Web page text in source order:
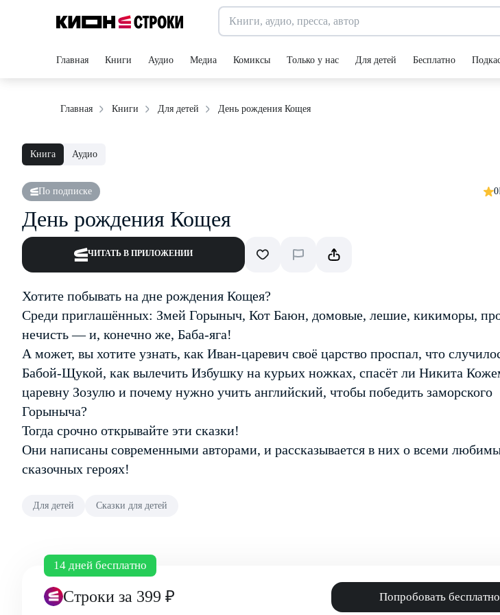
Главная Книги Аудио Медиа Комиксы Только у нас Для детей Бесплатно
Главная Книги Для детей День рождения Кощея
Книга Аудио
По подписке 0
День рождения Кощея
ЧИТАТЬ В ПРИЛОЖЕНИИ
Хотите побывать на дне рождения Кощея?
Среди приглашённых: Змей Горыныч, Кот Баюн, домовые, лешие, кикиморы,
нечисть — и, конечно же, Баба-яга!
А может, вы хотите узнать, как Иван-царевич своё царство проспал, что
Бабой-Щукой, как вылечить Избушку на курьих ножках, спасёт ли Никита
царевну Зозулю и почему нужно учить английский, чтобы победить заморского
Горыныча?
Тогда срочно открывайте эти сказки!
Они написаны современными авторами, и рассказывается в них о всеми
сказочных героях!
Для детей Сказки для детей
14 дней бесплатно
Строки за 399 ₽ Попробовать бесплатно